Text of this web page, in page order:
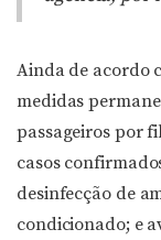
Ainda de acordo
medidas
passageiros por
casos
desinfecção de
condicionado; e